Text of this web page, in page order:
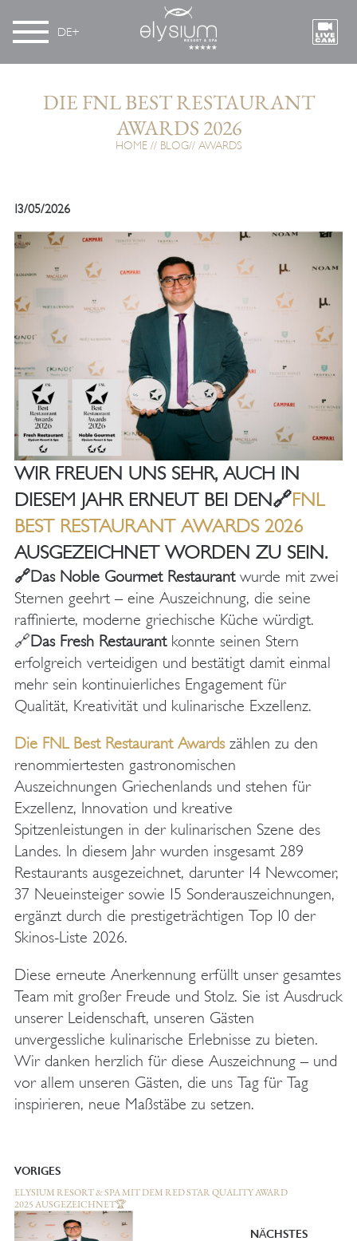
DE
DIE FNL BEST RESTAURANT
AWARDS 2026
HOME BLOG AWARDS
13/05/2026
WIR FREUEN UNS SEHR, AUCH IN
DIESEM JAHR ERNEUT BEI DEN🔗FNL
BEST RESTAURANT AWARDS 2026
AUSGEZEICHNET WORDEN ZU SEIN.
🔗Das Noble Gourmet Restaurantwurde mit zwei
Sternen geehrt – eine Auszeichnung, die seine
raffinierte, moderne griechische Küche würdigt.
🔗Das Fresh Restaurantkonnte seinen Stern
erfolgreich verteidigen und bestätigt damit einmal
mehr sein kontinuierliches Engagement für
Qualität, Kreativität und kulinarische Exzellenz.
Die FNL Best Restaurant Awards zählen zu den
renommiertesten gastronomischen
Auszeichnungen Griechenlands und stehen für
Exzellenz, Innovation und kreative
Spitzenleistungen in der kulinarischen Szene des
Landes. In diesem Jahr wurden insgesamt 289
Restaurants ausgezeichnet, darunter 14 Newcomer,
37 Neueinsteiger sowie 15 Sonderauszeichnungen,
ergänzt durch die prestigeträchtigen Top 10 der
Skinos-Liste 2026.
Diese erneute Anerkennung erfüllt unser gesamtes
Team mit großer Freude und Stolz. Sie ist Ausdruck
unserer Leidenschaft, unseren Gästen
unvergessliche kulinarische Erlebnisse zu bieten.
Wir danken herzlich für diese Auszeichnung – und
vor allem unseren Gästen, die uns Tag für Tag
inspirieren, neue Maßstäbe zu setzen.
VORIGES
ELYSIUM RESORT & SPA MIT DEM RED STAR QUALITY AWARD
2025 AUSGEZEICHNET🏆
NÄCHSTES